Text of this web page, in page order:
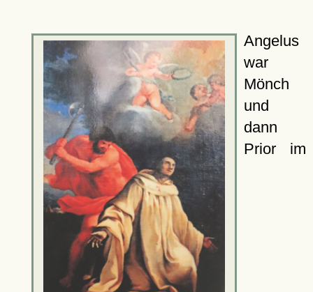
Angelus
war
Mönch
und
dann
Prior im